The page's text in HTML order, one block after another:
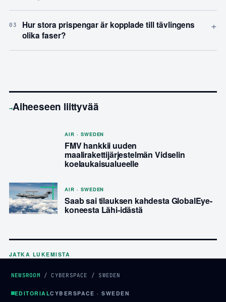
03
Hur stora prispengar är kopplade till tävlingens
olika faser?
+
→Aiheeseen liittyvää
AIR · SWEDEN
FMV hankkii uuden
maalirakettijärjestelmän Vidselin
koelaukaisualueelle
AIR · SWEDEN
Saab sai tilauksen kahdesta GlobalEye-
koneesta Lähi-idästä
JATKA LUKEMISTA
NEWSROOM / CYBERSPACE / SWEDEN
EDITORIALCYBERSPACE · SWEDEN